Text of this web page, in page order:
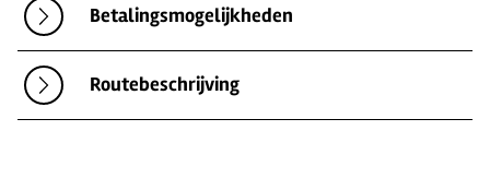
Betalingsmogelijkheden
Routebeschrijving